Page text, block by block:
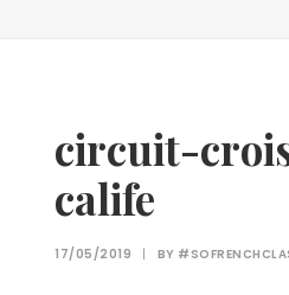
circuit-
calife
17/05/2019 | BY